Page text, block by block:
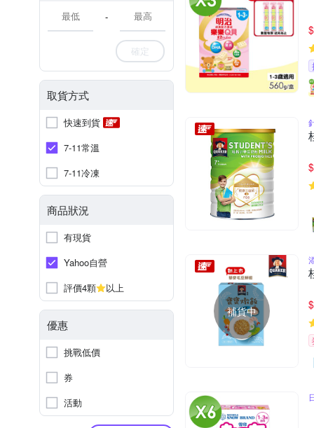
-
確定
取貨方式
快速到貨
7-11常溫
7-11冷凍
商品狀況
有現貨
Yahoo自營
評價4顆
以上
優惠
挑戰低價
券
活動
$
$
補貨中 $